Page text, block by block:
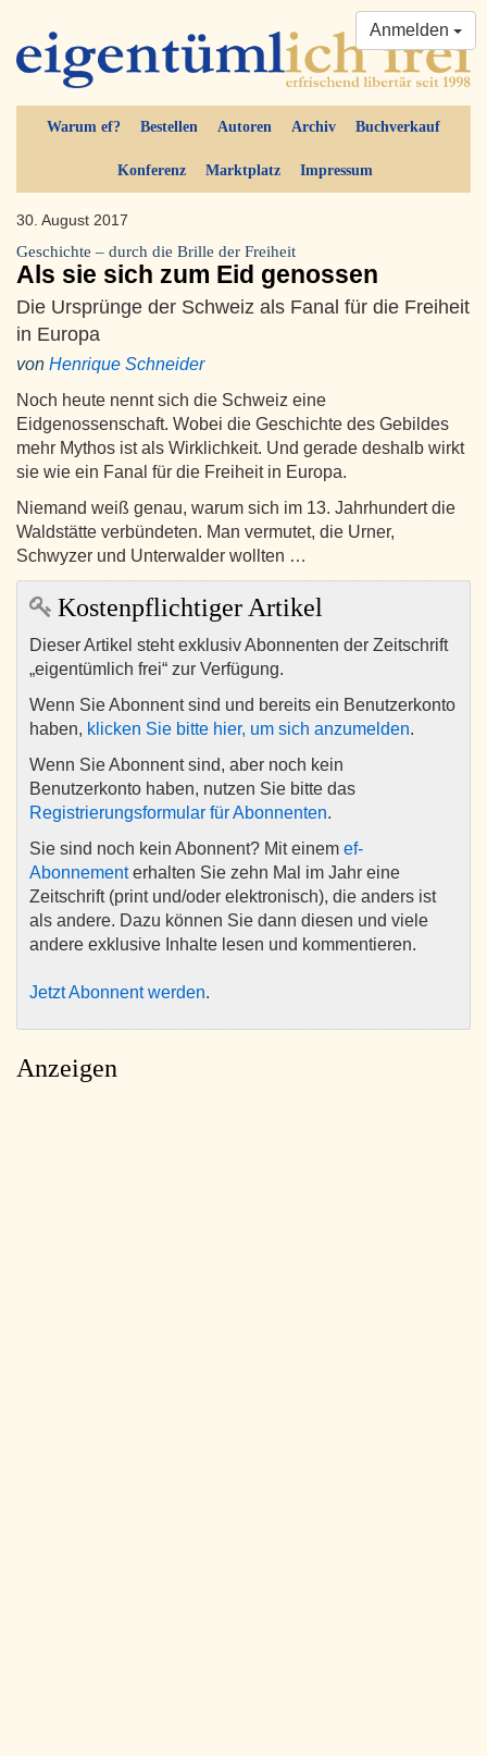
Warum ef? Bestellen Autoren Archiv Buchverkauf
Konferenz Marktplatz Impressum
Anmelden
30. August 2017
Geschichte – durch die Brille der Freiheit
Als sie sich zum Eid genossen
Die Ursprünge der Schweiz als Fanal für die Freiheit
in Europa
von Henrique Schneider
Noch heute nennt sich die Schweiz eine
Eidgenossenschaft. Wobei die Geschichte des Gebildes
mehr Mythos ist als Wirklichkeit. Und gerade deshalb wirkt
sie wie ein Fanal für die Freiheit in Europa.
Niemand weiß genau, warum sich im 13. Jahrhundert die
Waldstätte verbündeten. Man vermutet, die Urner,
Schwyzer und Unterwalder wollten …
Kostenpflichtiger Artikel
Dieser Artikel steht exklusiv Abonnenten der Zeitschrift
„eigentümlich frei“ zur Verfügung.
Wenn Sie Abonnent sind und bereits ein Benutzerkonto
haben, klicken Sie bitte hier, um sich anzumelden.
Wenn Sie Abonnent sind, aber noch kein
Benutzerkonto haben, nutzen Sie bitte das
Registrierungsformular für Abonnenten.
Sie sind noch kein Abonnent? Mit einem ef-
Abonnementerhalten Sie zehn Mal im Jahr eine
Zeitschrift (print und/oder elektronisch), die anders ist
als andere. Dazu können Sie dann diesen und viele
andere exklusive Inhalte lesen und kommentieren.
Jetzt Abonnent werden.
Anzeigen